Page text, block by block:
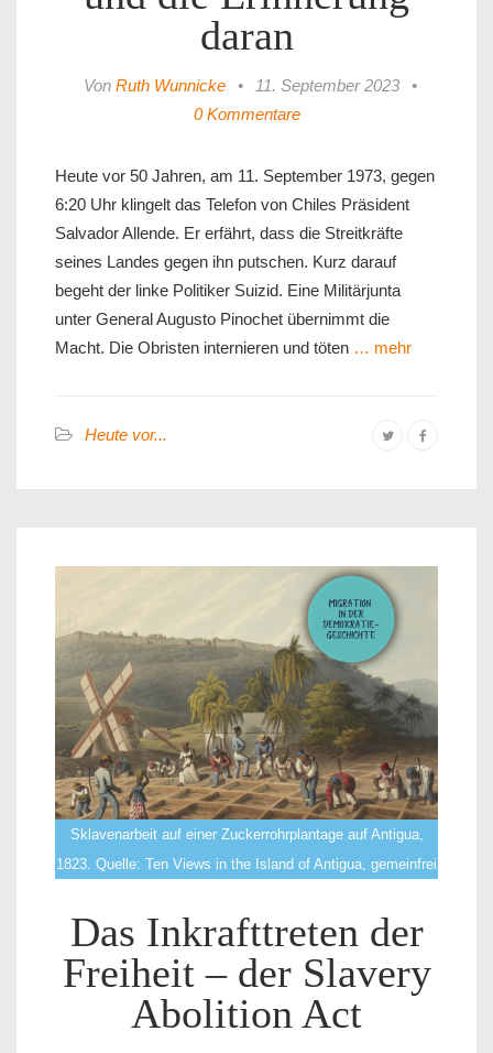
daran
Von Ruth Wunnicke • 11. September 2023
•
0 Kommentare
Heute vor 50 Jahren, am 11. September 1973, gegen
6:20 Uhr klingelt das Telefon von Chiles Präsident
Salvador Allende. Er erfährt, dass die Streitkräfte
seines Landes gegen ihn putschen. Kurz darauf
begeht der linke Politiker Suizid. Eine Militärjunta
unter General Augusto Pinochet übernimmt die
Macht. Die Obristen internieren und töten … mehr
Heute vor...
Sklavenarbeit auf einer Zuckerrohrplantage auf Antigua,
1823. Quelle: Ten Views in the Island of Antigua, gemeinfrei
Das Inkrafttreten der
Freiheit – der Slavery
Abolition Act